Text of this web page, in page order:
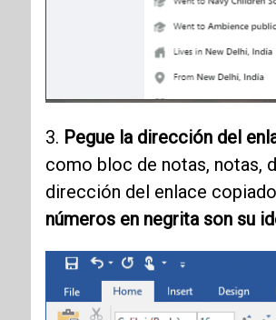
3. Pegue la dirección del
como bloc de notas, notas,
dirección del enlace
números en negrita son su